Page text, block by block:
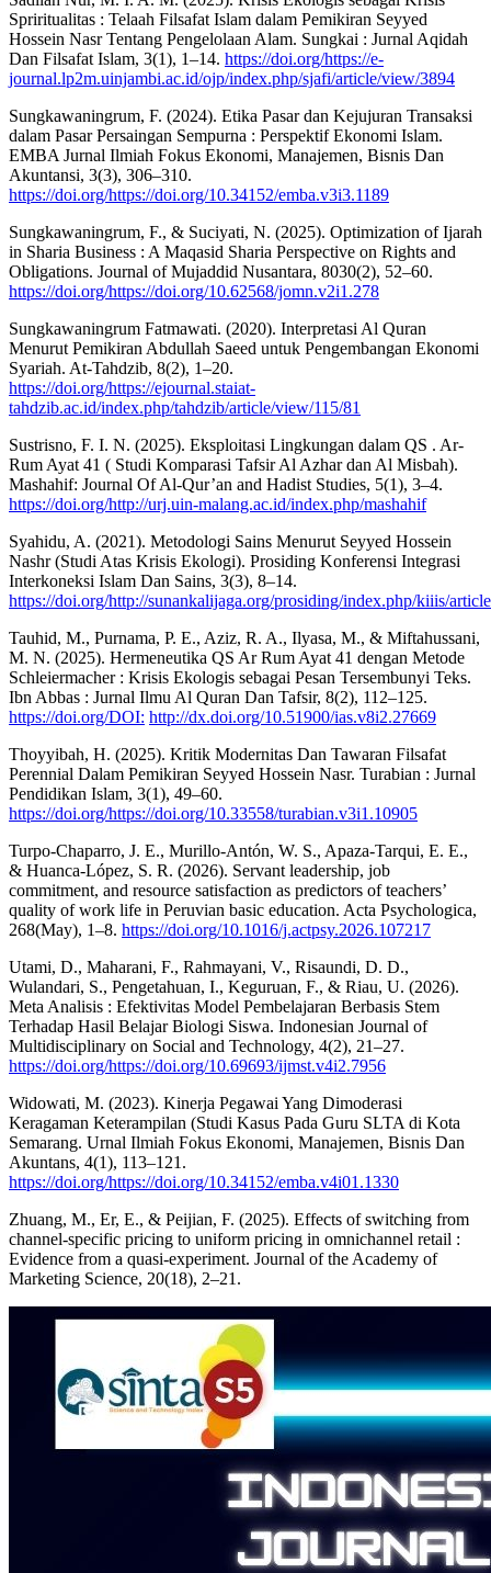
Spriritualitas : Telaah Filsafat Islam dalam Pemikiran Seyyed
Hossein Nasr Tentang Pengelolaan Alam. Sungkai : Jurnal Aqidah
Dan Filsafat Islam, 3(1), 1–14. https://doi.org/https://e-
journal.lp2m.uinjambi.ac.id/ojp/index.php/sjafi/article/view/3894
Sungkawaningrum, F. (2024). Etika Pasar dan Kejujuran Transaksi
dalam Pasar Persaingan Sempurna : Perspektif Ekonomi Islam.
EMBA Jurnal Ilmiah Fokus Ekonomi, Manajemen, Bisnis Dan
Akuntansi, 3(3), 306–310.
https://doi.org/https://doi.org/10.34152/emba.v3i3.1189
Sungkawaningrum, F., & Suciyati, N. (2025). Optimization of Ijarah
in Sharia Business : A Maqasid Sharia Perspective on Rights and
Obligations. Journal of Mujaddid Nusantara, 8030(2), 52–60.
https://doi.org/https://doi.org/10.62568/jomn.v2i1.278
Sungkawaningrum Fatmawati. (2020). Interpretasi Al Quran
Menurut Pemikiran Abdullah Saeed untuk Pengembangan Ekonomi
Syariah. At-Tahdzib, 8(2), 1–20.
https://doi.org/https://ejournal.staiat-
tahdzib.ac.id/index.php/tahdzib/article/view/115/81
Sustrisno, F. I. N. (2025). Eksploitasi Lingkungan dalam QS . Ar-
Rum Ayat 41 ( Studi Komparasi Tafsir Al Azhar dan Al Misbah).
Mashahif: Journal Of Al-Qur’an and Hadist Studies, 5(1), 3–4.
https://doi.org/http://urj.uin-malang.ac.id/index.php/mashahif
Syahidu, A. (2021). Metodologi Sains Menurut Seyyed Hossein
Nashr (Studi Atas Krisis Ekologi). Prosiding Konferensi Integrasi
Interkoneksi Islam Dan Sains, 3(3), 8–14.
https://doi.org/http://sunankalijaga.org/prosiding/index.php/kiiis/
Tauhid, M., Purnama, P. E., Aziz, R. A., Ilyasa, M., & Miftahussani,
M. N. (2025). Hermeneutika QS Ar Rum Ayat 41 dengan Metode
Schleiermacher : Krisis Ekologis sebagai Pesan Tersembunyi Teks.
Ibn Abbas : Jurnal Ilmu Al Quran Dan Tafsir, 8(2), 112–125.
https://doi.org/DOI: http://dx.doi.org/10.51900/ias.v8i2.27669
Thoyyibah, H. (2025). Kritik Modernitas Dan Tawaran Filsafat
Perennial Dalam Pemikiran Seyyed Hossein Nasr. Turabian : Jurnal
Pendidikan Islam, 3(1), 49–60.
https://doi.org/https://doi.org/10.33558/turabian.v3i1.10905
Turpo-Chaparro, J. E., Murillo-Antón, W. S., Apaza-Tarqui, E. E.,
& Huanca-López, S. R. (2026). Servant leadership, job
commitment, and resource satisfaction as predictors of teachers’
quality of work life in Peruvian basic education. Acta Psychologica,
268(May), 1–8. https://doi.org/10.1016/j.actpsy.2026.107217
Utami, D., Maharani, F., Rahmayani, V., Risaundi, D. D.,
Wulandari, S., Pengetahuan, I., Keguruan, F., & Riau, U. (2026).
Meta Analisis : Efektivitas Model Pembelajaran Berbasis Stem
Terhadap Hasil Belajar Biologi Siswa. Indonesian Journal of
Multidisciplinary on Social and Technology, 4(2), 21–27.
https://doi.org/https://doi.org/10.69693/ijmst.v4i2.7956
Widowati, M. (2023). Kinerja Pegawai Yang Dimoderasi
Keragaman Keterampilan (Studi Kasus Pada Guru SLTA di Kota
Semarang. Urnal Ilmiah Fokus Ekonomi, Manajemen, Bisnis Dan
Akuntans, 4(1), 113–121.
https://doi.org/https://doi.org/10.34152/emba.v4i01.1330
Zhuang, M., Er, E., & Peijian, F. (2025). Effects of switching from
channel-specific pricing to uniform pricing in omnichannel retail :
Evidence from a quasi-experiment. Journal of the Academy of
Marketing Science, 20(18), 2–21.